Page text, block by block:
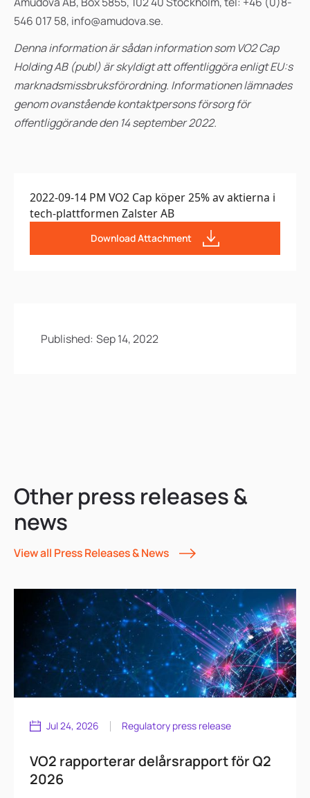
546 017 58, info@amudova.se.
Denna information är sådan information som VO2 Cap
Holding AB (publ) är skyldigt att offentliggöra enligt EU:s
marknadsmissbruksförordning. Informationen lämnades
genom ovanstående kontaktpersons försorg för
offentliggörande den 14 september 2022.
2022-09-14 PM VO2 Cap köper 25% av aktierna i
tech-plattformen Zalster AB
Download Attachment
Published: Sep 14, 2022
Other press releases &
news
View all Press Releases & News
Jul 24, 2026 Regulatory press release
VO2 rapporterar delårsrapport för Q2
2026